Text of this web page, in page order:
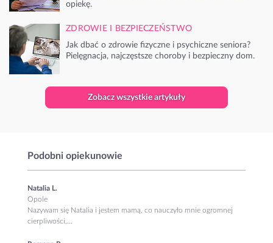
opiekę.
ZDROWIE I BEZPIECZEŃSTWO
Jak dbać o zdrowie fizyczne i psychiczne seniora?
Pielęgnacja, najczęstsze choroby i bezpieczny dom.
Zobacz wszystkie artykuły
Podobni opiekunowie
Natalia L.
Opole
Nazywam się Natalia i jestem mamą, co nauczyło mnie ogromnej
cierpliwości,...